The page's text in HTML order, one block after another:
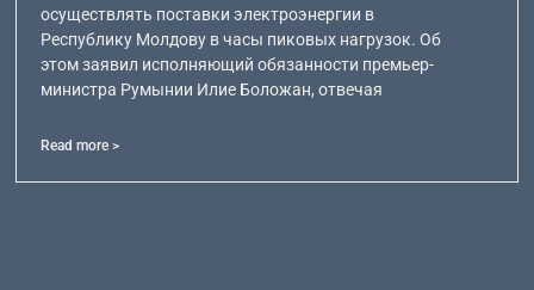
осуществлять поставки электроэнергии в
Республику Молдову в часы пиковых нагрузок. Об
этом заявил исполняющий обязанности премьер-
министра Румынии Илие Боложан, отвечая
Read more >